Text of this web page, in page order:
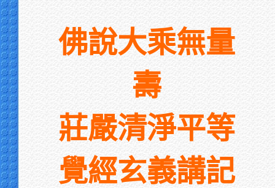
佛說大乘無量
壽
莊嚴清淨平等
覺經玄義講記